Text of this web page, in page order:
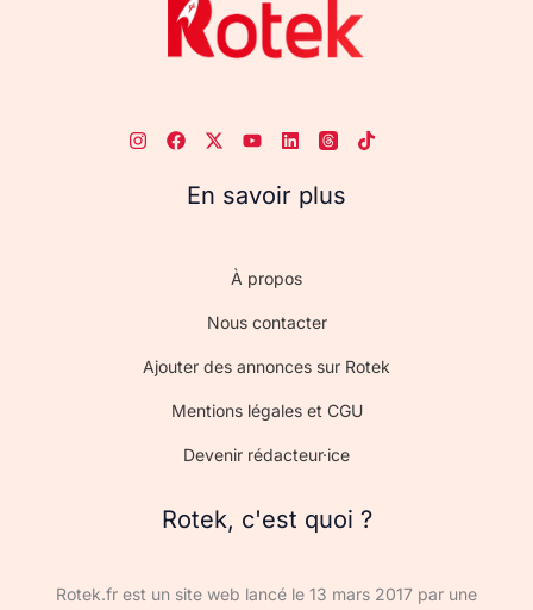
En savoir plus
À propos
Nous contacter
Ajouter des annonces sur Rotek
Mentions légales et CGU
Devenir rédacteur·ice
Rotek, c'est quoi ?
Rotek.fr est un site web lancé le 13 mars 2017 par une